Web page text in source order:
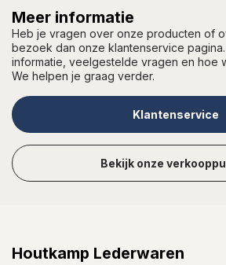
Meer informatie
Heb je vragen over onze producten of
bezoek dan onze klantenservice
informatie, veelgestelde vragen en hoe
We helpen je graag verder.
Klantenservice
Bekijk onze
Houtkamp Lederwaren